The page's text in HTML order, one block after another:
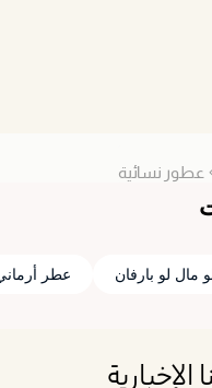
عطور نسائية
مال لو بارفان عطر